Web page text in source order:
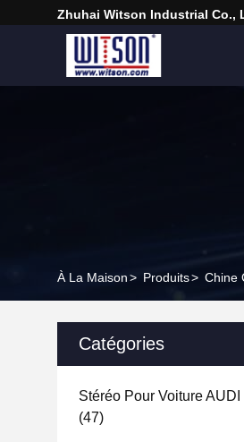
Zhuhai Witson Industrial Co.,
À La Maison> Produits> Chine
Catégories
Stéréo Pour Voiture AUDI
(47)